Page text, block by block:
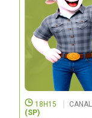
18H15
(SP)